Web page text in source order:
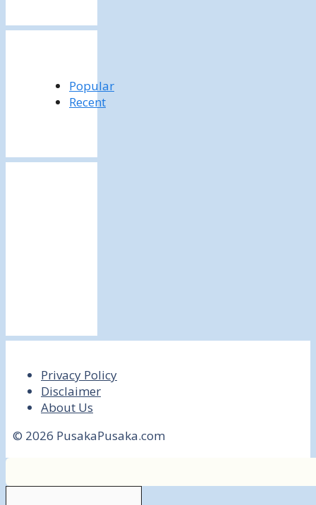
Popular
Recent
Privacy Policy
Disclaimer
About Us
© 2026 PusakaPusaka.com